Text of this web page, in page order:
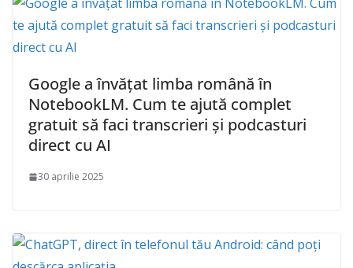
Google a învățat limba română în
NotebookLM. Cum te ajută complet
gratuit să faci transcrieri și podcasturi
direct cu AI
30 aprilie 2025